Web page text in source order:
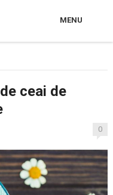
MENU
ceai de
0